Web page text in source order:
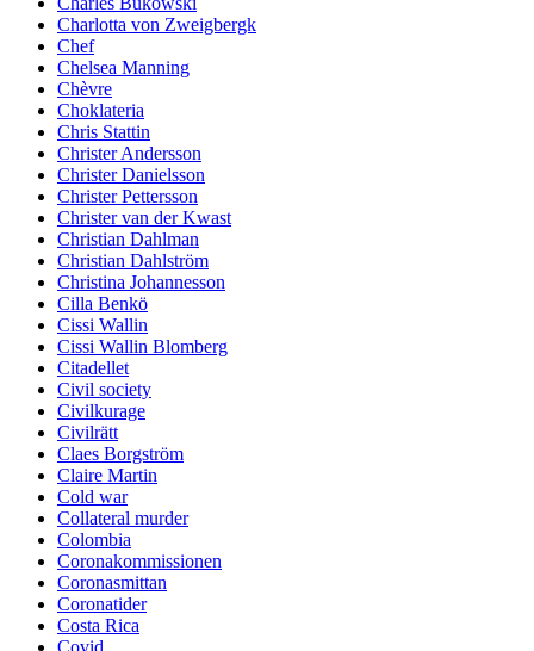
Charlotta von Zweigbergk
Chef
Chelsea Manning
Chèvre
Choklateria
Chris Stattin
Christer Andersson
Christer Danielsson
Christer Pettersson
Christer van der Kwast
Christian Dahlman
Christian Dahlström
Christina Johannesson
Cilla Benkö
Cissi Wallin
Cissi Wallin Blomberg
Citadellet
Civil society
Civilkurage
Civilrätt
Claes Borgström
Claire Martin
Cold war
Collateral murder
Colombia
Coronakommissionen
Coronasmittan
Coronatider
Costa Rica
Covid